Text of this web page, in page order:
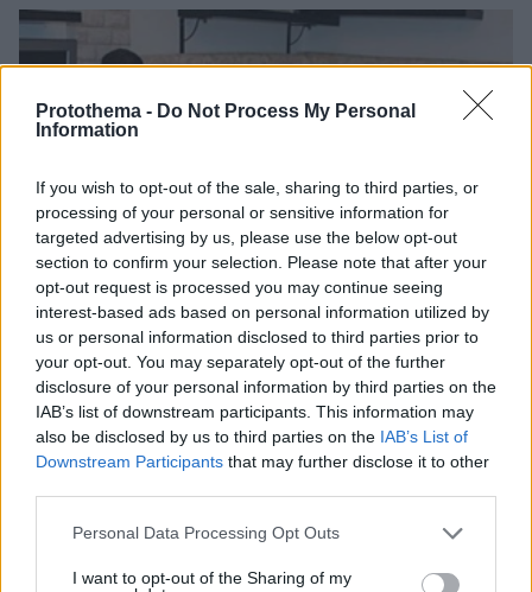
Protothema - Do Not Process My Personal
Information
If you wish to opt-out of the sale, sharing to third parties, or
processing of your personal or sensitive information for
targeted advertising by us, please use the below opt-out
section to confirm your selection. Please note that after your
opt-out request is processed you may continue seeing
interest-based ads based on personal information utilized by
us or personal information disclosed to third parties prior to
your opt-out. You may separately opt-out of the further
disclosure of your personal information by third parties on the
IAB’s list of downstream participants. This information may
also be disclosed by us to third parties on the IAB’s List of
Downstream Participants that may further disclose it to other
Please note that this website/app uses one or more Google
not limited to your visit or usage behaviour. You may click to
Personal Data Processing Opt Outs
I want to opt-out of the Sharing of my
Ελλάδα που γερνάει: Τα... δύο ταψιά μεσημεριανό,
07.08.2026, 15:59